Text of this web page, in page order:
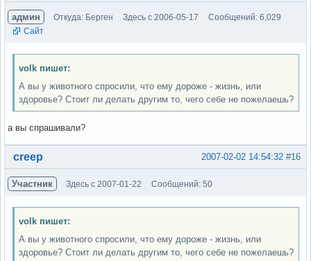
админ Откуда: Берген Здесь с 2006-05-17
Сообщений: 6,029
Сайт
volk пишет:
А вы у животного спросили, что ему дороже - жизнь, или
здоровье? Стоит ли делать другим то, чего себе не пожелаешь?
а вы спрашивали?
Вне форума #16
2007-02-02 14:54:32
creep
Участник Здесь с 2007-01-22 Сообщений: 50
volk пишет:
А вы у животного спросили, что ему дороже - жизнь, или
здоровье? Стоит ли делать другим то, чего себе не пожелаешь?